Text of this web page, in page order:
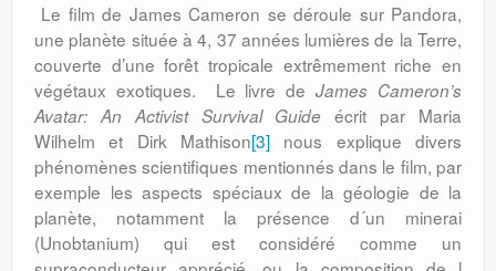
Le film de James Cameron se déroule sur Pandora,
une planète située à 4, 37 années lumières de la Terre,
couverte d’une forêt tropicale extrêmement riche en
végétaux exotiques. Le livre deJames Cameron’s
Avatar: An Activist Survival Guide écrit par Maria
Wilhelm et Dirk Mathison[3] nous explique divers
phénomènes scientifiques mentionnés dans le film, par
exemple les aspects spéciaux de la géologie de la
planète, notamment la présence d´un minerai
(Unobtanium) qui est considéré comme un